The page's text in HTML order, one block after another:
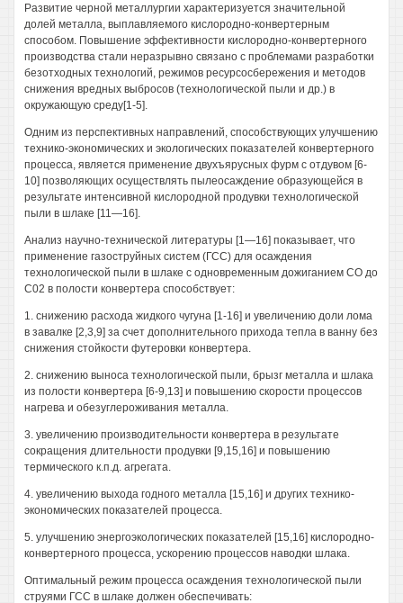
Развитие черной металлургии характеризуется значительной
долей металла, выплавляемого кислородно-конвертерным
способом. Повышение эффективности кислородно-конвертерного
производства стали неразрывно связано с проблемами разработки
безотходных технологий, режимов ресурсосбережения и методов
снижения вредных выбросов (технологической пыли и др.) в
окружающую среду[1-5].
Одним из перспективных направлений, способствующих улучшению
технико-экономических и экологических показателей конвертерного
процесса, является применение двухъярусных фурм с отдувом [6-
10] позволяющих осуществлять пылеосаждение образующейся в
результате интенсивной кислородной продувки технологической
пыли в шлаке [11—16].
Анализ научно-технической литературы [1—16] показывает, что
применение газоструйных систем (ГСС) для осаждения
технологической пыли в шлаке с одновременным дожиганием СО до
С02 в полости конвертера способствует:
1. снижению расхода жидкого чугуна [1-16] и увеличению доли лома
в завалке [2,3,9] за счет дополнительного прихода тепла в ванну без
снижения стойкости футеровки конвертера.
2. снижению выноса технологической пыли, брызг металла и шлака
из полости конвертера [6-9,13] и повышению скорости процессов
нагрева и обезуглероживания металла.
3. увеличению производительности конвертера в результате
сокращения длительности продувки [9,15,16] и повышению
термического к.п.д. агрегата.
4. увеличению выхода годного металла [15,16] и других технико-
экономических показателей процесса.
5. улучшению энергоэкологических показателей [15,16] кислородно-
конвертерного процесса, ускорению процессов наводки шлака.
Оптимальный режим процесса осаждения технологической пыли
струями ГСС в шлаке должен обеспечивать: